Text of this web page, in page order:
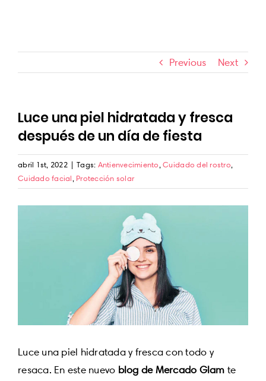
Previous Next
Luce una piel hidratada y fresca
después de un día de fiesta
abril 1st, 2022 | Tags: Antienvecimiento ,Cuidado del rostro
Cuidado facial Protección solar
Luce una piel hidratada y fresca con todo y
resaca. En este nuevo blog de Mercado Glam te